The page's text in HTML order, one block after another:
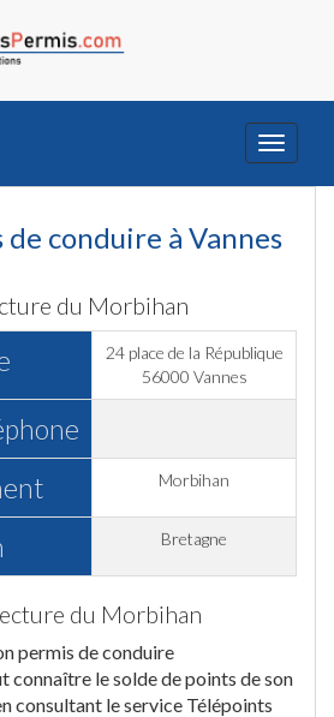
Toggle
conduire à Vannes
du Morbihan
24 place de la République
56000 Vannes
Morbihan
Bretagne
du Morbihan
permis de conduire
connaître le solde de points de son
consultant le service Télépoints